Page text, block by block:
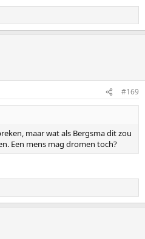
#169
maar wat als Bergsma dit zou
Een mens mag dromen toch?